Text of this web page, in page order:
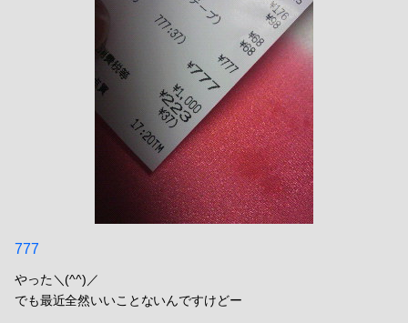
777
やった＼(^^)／
でも最近全然いいことないんですけどー